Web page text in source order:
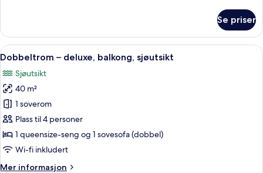
balkong
Se priser
Åpne
alle
bildene
av
Dobbeltrom
–
deluxe,
balkong,
1
Dobbeltrom – deluxe, balkong, sjøutsikt
Sjøutsikt
40 m²
1 soverom
Plass til 4 personer
1 queensize-seng og 1 sovesofa (dobbel)
Wi-fi inkludert
Mer informasjon
Mer